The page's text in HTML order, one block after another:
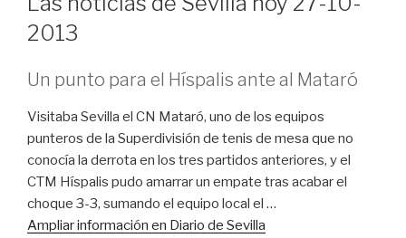
2013
Un punto para el Híspalis ante al Mataró
Visitaba Sevilla el CN Mataró, uno de los equipos
punteros de la Superdivisión de tenis de mesa que no
conocía la derrota en los tres partidos anteriores, y el
CTM Híspalis pudo amarrar un empate tras acabar el
choque 3-3, sumando el equipo local el …
Ampliar información en Diario de Sevilla